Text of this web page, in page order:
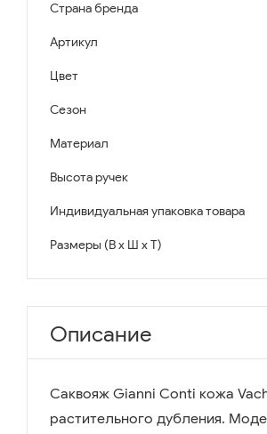
Страна бренда
Артикул
Цвет
Сезон
Материал
Высота ручек
Индивидуальная упаковка товара
Размеры (В x Ш x Т)
Описание
Саквояж Gianni Conti кожа
растительного дубления.